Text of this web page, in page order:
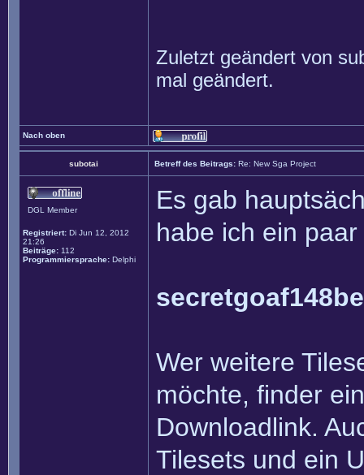
Zuletzt geändert von
mal geändert.
Nach oben
subotai Betreff des Beitrags: Re: New Sga Project
DGL Member
Registriert: Di Jun 12, 2012
21:26
Beiträge: 112
Programmiersprache: Delphi
Es gab
habe ich ein
Wer weitere
möchte, finder
Downloadlink.
Tilesets und ein